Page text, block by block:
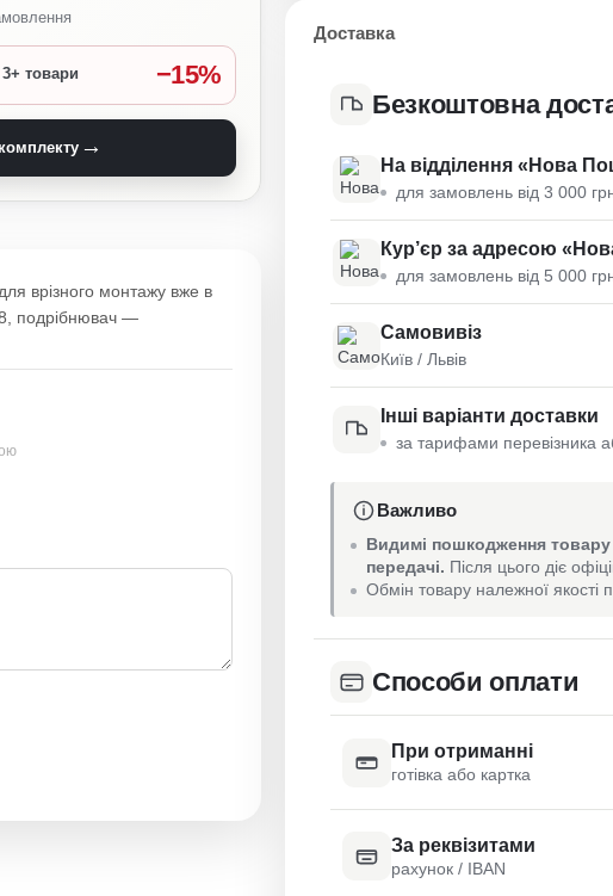
3+ товари −15%
→
врізного монтажу вже в
подрібнювач —
Доставка
Безкоштовна
На відділення «Нова
для замовлень від 3 000
Кур’єр за адресою
для замовлень від 5 000
Самовивіз
Київ / Львів
Інші варіанти доставки
за тарифами перевізника
Важливо
Видимі пошкодження
передачі. Після цього діє
Обмін товару належної якості
Способи оплати
При отриманні
готівка або картка
За реквізитами
рахунок / IBAN